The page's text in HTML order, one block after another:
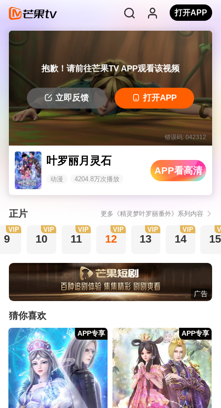
打开APP
抱歉！请前往芒果TV APP观看该视频
立即反馈 打开APP
错误码: 042312
叶罗丽月灵石
动漫 4204.8万次播放
APP看高清
正片 更多《精灵梦叶罗丽番外》系列内容
9
VIP
10
VIP
11
VIP
12
VIP
13
VIP
14
VIP
15
广告
猜你喜欢
APP专享 APP专享